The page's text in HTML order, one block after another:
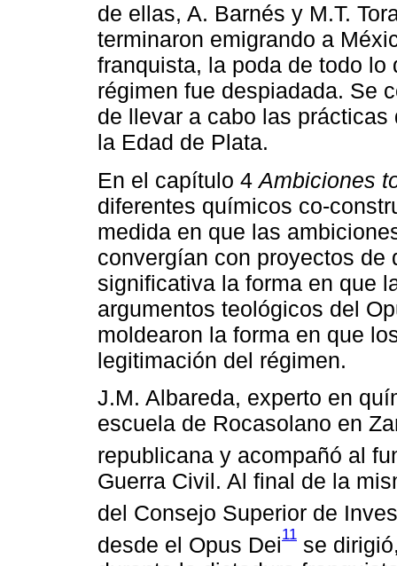
de ellas, A. Barnés y M.T.
terminaron emigrando a
franquista, la poda de todo
régimen fue despiadada. Se
de llevar a cabo las
la Edad de Plata.
En el capítulo 4Ambiciones
diferentes químicos co-
medida en que las
convergían con proyectos
significativa la forma en que
argumentos teológicos del
moldearon la forma en que
legitimación del régimen.
J.M. Albareda, experto en
escuela de Rocasolano en
republicana y acompañó al
Guerra Civil. Al final de la
del Consejo Superior de
desde el Opus Dei11 se